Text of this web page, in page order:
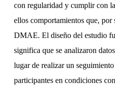
con regularidad y cumplir con
ellos comportamientos que, por
DMAE. El diseño del estudio
significa que se analizaron
lugar de realizar un
participantes en condiciones